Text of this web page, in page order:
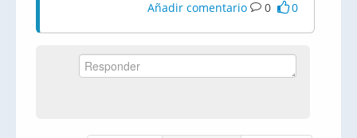
Añadir comentario 0 0